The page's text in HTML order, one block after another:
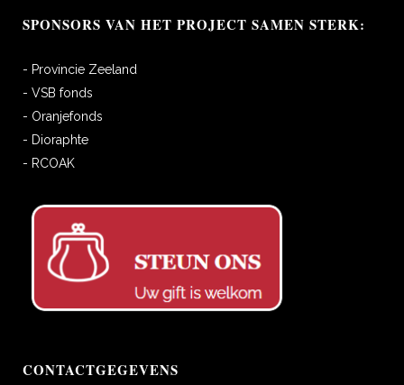
SPONSORS VAN HET PROJECT SAMEN STERK:
- Provincie Zeeland
- VSB fonds
- Oranjefonds
- Dioraphte
- RCOAK
CONTACTGEGEVENS